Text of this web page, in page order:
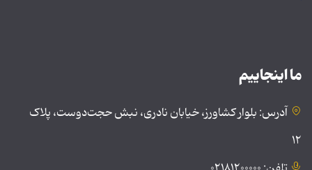
ما اینجاییم
آدرس: بلوار کشاورز، خیابان نادری، نبش حجت‌دوست، پلاک
۱۲